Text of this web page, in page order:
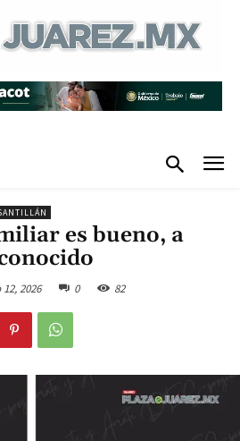
es bueno, a
2026 0 82